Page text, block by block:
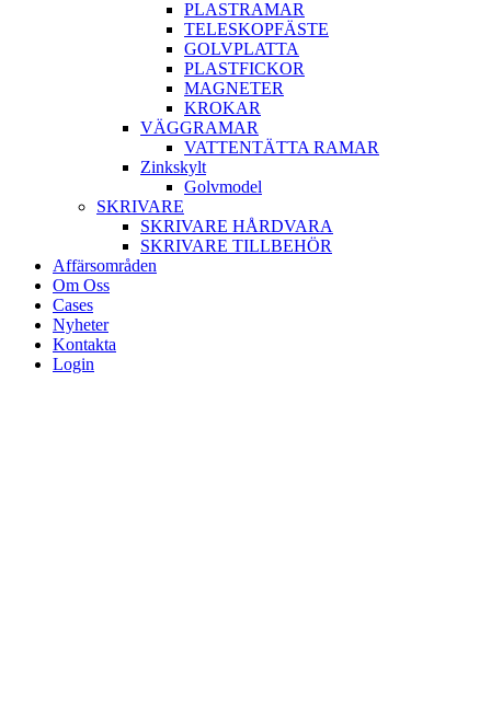
PLASTRAMAR
TELESKOPFÄSTE
GOLVPLATTA
PLASTFICKOR
MAGNETER
KROKAR
VÄGGRAMAR
VATTENTÄTTA RAMAR
Zinkskylt
Golvmodel
SKRIVARE
SKRIVARE HÅRDVARA
SKRIVARE TILLBEHÖR
Affärsområden
Om Oss
Cases
Nyheter
Kontakta
Login